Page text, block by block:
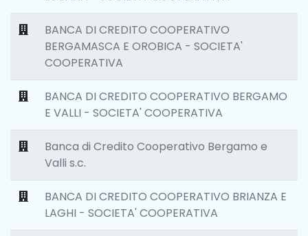
BANCA DI CREDITO COOPERATIVO
BERGAMASCA E OROBICA - SOCIETA'
COOPERATIVA
BANCA DI CREDITO COOPERATIVO BERGAMO
E VALLI - SOCIETA' COOPERATIVA
Banca di Credito Cooperativo Bergamo e
Valli s.c.
BANCA DI CREDITO COOPERATIVO BRIANZA E
LAGHI - SOCIETA' COOPERATIVA